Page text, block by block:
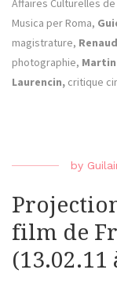
Affaires Culturelles
Musica per Roma,
magistrature,
photographie, Martin
Laurencin, critique
by
film de
(13.02.11